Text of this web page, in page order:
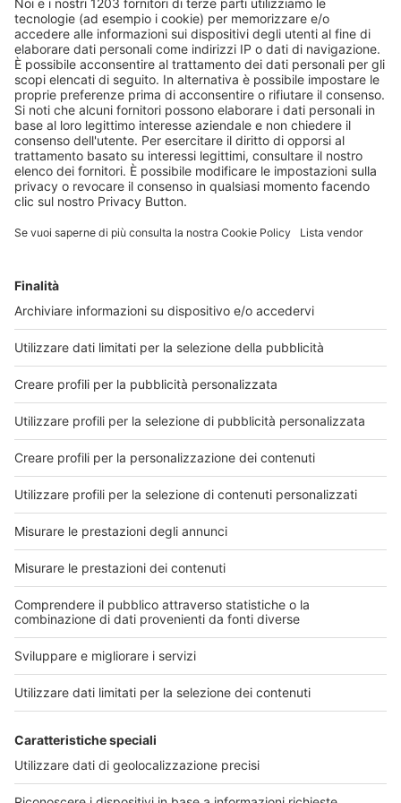
spazio per dedicarmi
a progetti e studi, anche se a volte a orari serali o
nei weekend.
Da alcuni anni con il blog suFarmacista33e la
rubrica suPunto Effeci racconta la sua “Vita da
farmacista”: come è cambiata la professione
negli ultimi tempi?
Iniziai la mia carriera da farmacista nel 2008 e in
questi quindici anni la professione ha subito un
cambiamento radicale, mai visto
mai immaginata la farmacista che sono oggi, a cui
sono arrivata grazie alle mie capacità, ma anche
chi lo ha sostenuto e ha corso allo stesso ritmo, di
diventare health counselor a 360°, addirittura di
effettuare analisi, test diagnostici e vaccinazioni.
Non tutti i colleghi hanno avuto la lungimiranza, le
capacità e le possibilità di salire su quel treno in
corsa ma sono certa ci sia posto per tutti coloro
che si sapranno reinventare in questo nuovo ruolo di
farmacista, senza dimenticare le nostre radici di
speziali, di galenici, di consulenti sanitari del
farmaco.
Condividi su:
Cerca